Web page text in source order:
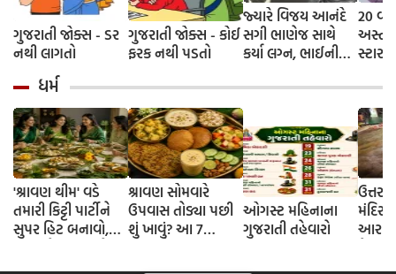
ગુજરાતી જોક્સ - ડર
નથી લાગતો
ગુજરાતી જોક્સ - કોઈ
ફરક નથી પડતો
જ્યારે વિજય આનંદે
સગી ભાણેજ સાથે
કર્યા લગ્ન, ભાઈની
દેવ આનંદ, બોલ્યા -
20
અસ્ત
નિધન
ધર્મ
'શ્રાવણ થીમ' વડે
તમારી કિટ્ટી પાર્ટીને
સુપર હિટ બનાવો,
શ્રાવણ સોમવારે
ઉપવાસ તોડ્યા પછી
શું ખાવું? આ 7
ઓગસ્ટ મહિનાના
ગુજરાતી તહેવારો